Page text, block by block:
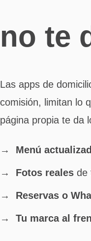
no te
Las apps de
comisión, limitan lo
página propia te da
Menú
Fotos reales de
Reservas o
Tu marca al